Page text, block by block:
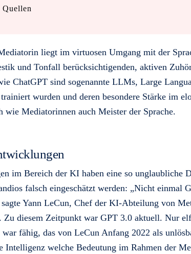
Quellen
liegt im virtuosen Umgang mit der
und Tonfall berücksichtigenden, aktiven
ChatGPT sind sogenannte LLMs, Large
wurden und deren besondere Stärke im
wie Mediatorinnen auch Meister der Sprache.
im Bereich der KI haben eine so unglaubliche
falsch eingeschätzt werden: „Nicht einmal
Yann LeCun, Chef der KI-Abteilung von
Zu diesem Zeitpunkt war GPT 3.0 aktuell. Nur
fähig, das von LeCun Anfang 2022 als
Intelligenz welche Bedeutung im Rahmen der